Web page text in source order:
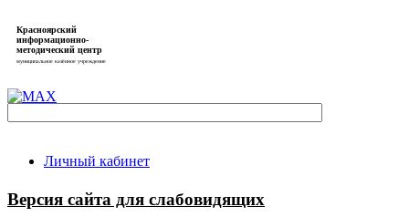
Красноярский
информационно-
методический центр
муниципальное казённое учреждение
Личный кабинет
Версия сайта для слабовидящих